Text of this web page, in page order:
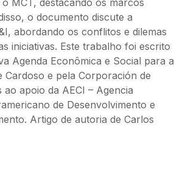
MCT, destacando os marcos
o documento discute a
abordando os conflitos e dilemas
iniciativas. Este trabalho foi escrito
Agenda Econômica e Social para a
e pela Corporación de
apoio da AECI – Agencia
de Desenvolvimento e
Artigo de autoria de Carlos